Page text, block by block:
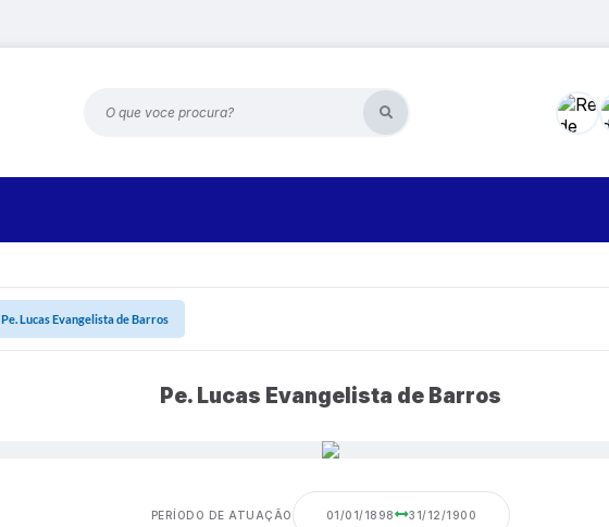
O que voce procura?
Pe. Lucas Evangelista de Barros
Pe. Lucas Evangelista de Barros
PERÍODO DE ATUAÇÃO 01/01/1898 31/12/1900